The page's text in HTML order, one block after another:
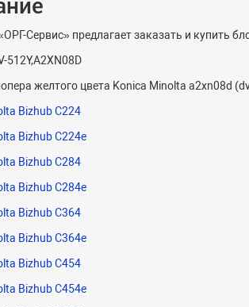
Сервис» предлагает заказать и купить
512Y,A2XN08D
желтого цвета Konica Minolta a2xn08d
Bizhub C224
Bizhub C224e
Bizhub C284
Bizhub C284e
Bizhub C364
Bizhub C364e
Bizhub C454
Bizhub C454e